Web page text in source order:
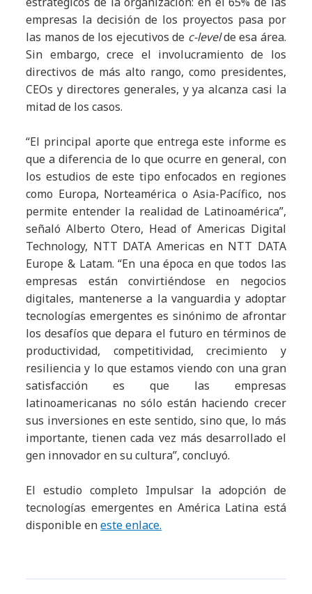
empresas la decisión de los proyectos pasa por
las manos de los ejecutivos de c-levelde esa área.
Sin embargo, crece el involucramiento de los
directivos de más alto rango, como presidentes,
CEOs y directores generales, y ya alcanza casi la
mitad de los casos.
“El principal aporte que entrega este informe es
que a diferencia de lo que ocurre en general, con
los estudios de este tipo enfocados en regiones
como Europa, Norteamérica o Asia-Pacífico, nos
permite entender la realidad de Latinoamérica”,
señalóAlberto Otero, Head of Americas Digital
Technology, NTT DATA Americas en NTT DATA
Europe & Latam. “En una época en que todos las
empresas están convirtiéndose en negocios
digitales, mantenerse a la vanguardia y adoptar
tecnologías emergentes es sinónimo de afrontar
los desafíos que depara el futuro en términos de
productividad, competitividad, crecimiento y
resiliencia y lo que estamos viendo con una gran
satisfacción es que las empresas
latinoamericanas no sólo están haciendo crecer
sus inversiones en este sentido, sino que, lo más
importante, tienen cada vez más desarrollado el
gen innovador en su cultura”, concluyó.
El estudio completo Impulsar la adopción de
tecnologías emergentes en América Latina está
disponible eneste enlace.